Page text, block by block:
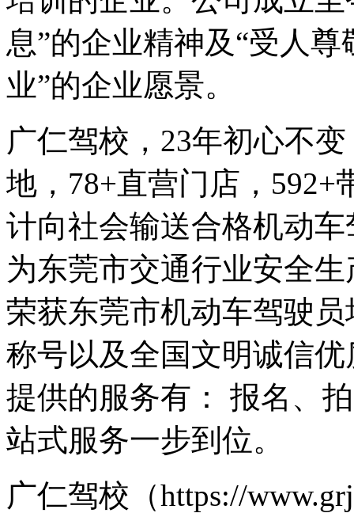
息”的企业精神及“受人
业”的企业愿景。
广仁驾校，23年初心不
地，78+直营门店，592+
计向社会输送合格机动
为东莞市交通行业安全
荣获东莞市机动车驾驶
称号以及全国文明诚信
提供的服务有： 报名、
站式服务一步到位。
广仁驾校（https://